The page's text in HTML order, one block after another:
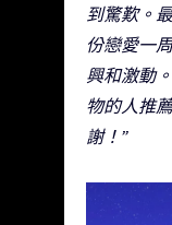
到驚歎。
份戀愛一
興和激動
物的人推
謝！”